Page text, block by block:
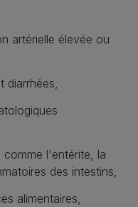
artérielle élevée ou
diarrhées,
l'entérite, la
des intestins,
alimentaires,